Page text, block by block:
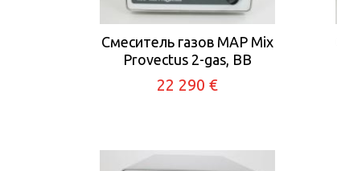
Смеситель газов MAP Mix
Provectus 2-gas, BB
22 290 €